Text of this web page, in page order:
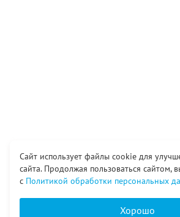
Сайт использует файлы cookie для
сайта. Продолжая пользоваться сайтом,
с Политикой обработки персональных
Хорошо